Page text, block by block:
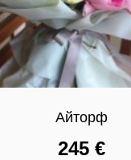
Айторф
245 €